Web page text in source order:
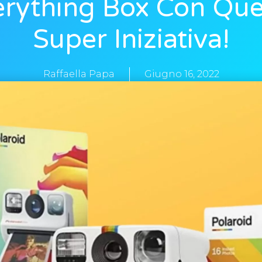
Box Con
Super Iniziativa!
Raffaella Papa Giugno 16, 2022